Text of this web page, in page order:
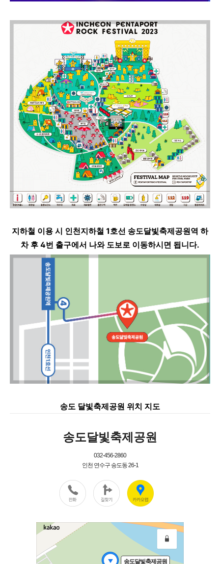
지하철 이용 시 인천지하철 1호선 송도달빛축제공원역 하
차 후 4번 출구에서 나와 도보로 이동하시면 됩니다.
송도 달빛축제공원 위치 지도